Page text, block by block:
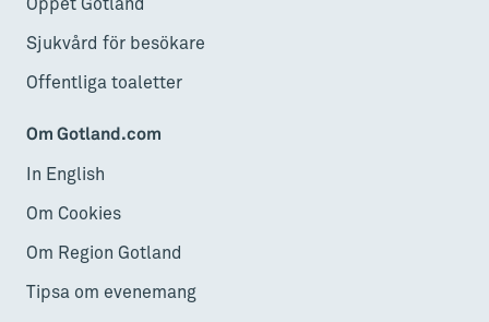
Öppet Gotland
Sjukvård för besökare
Offentliga toaletter
Om Gotland.com
In English
Om Cookies
Om Region Gotland
Tipsa om evenemang